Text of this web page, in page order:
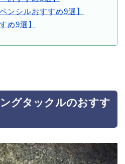
ンシルおすすめ9選】
め9選】
ングタックルのおすす